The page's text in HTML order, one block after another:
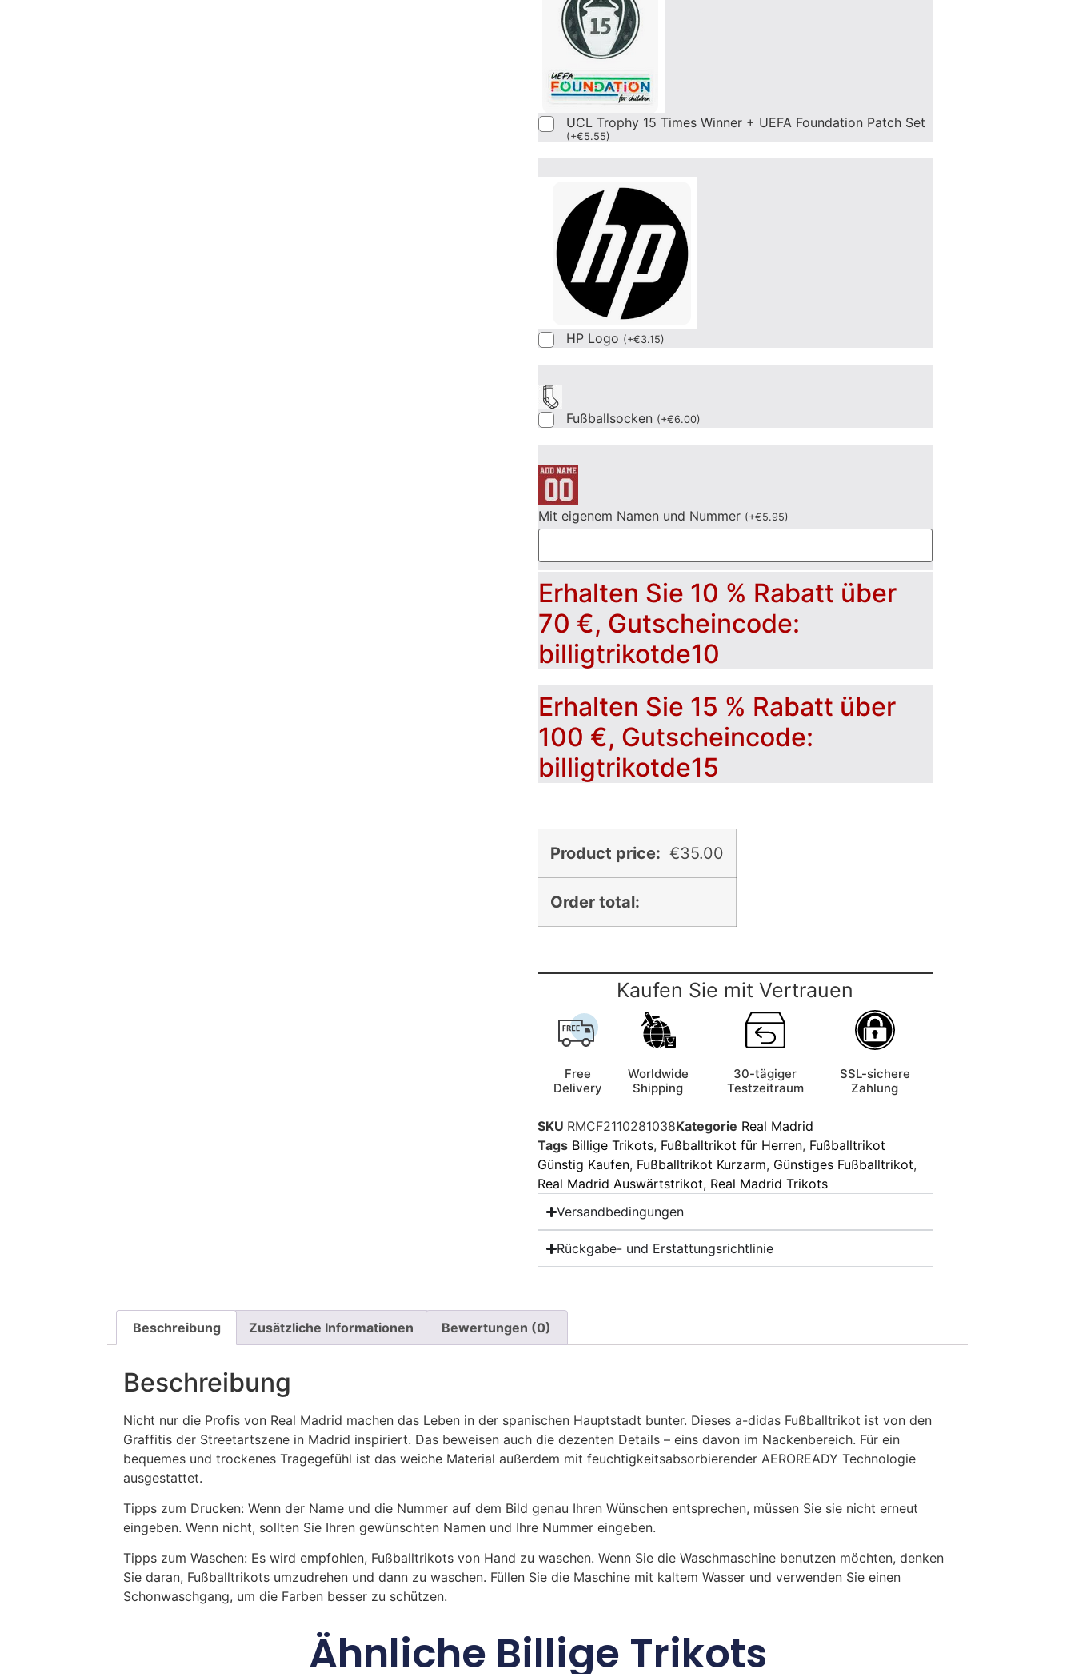
UCL Trophy 15 Times Winner + UEFA Foundation Patch Set
(+€5.55)
HP Logo (+€3.15)
Fußballsocken (+€6.00)
Mit eigenem Namen und Nummer (+€5.95)
Erhalten Sie 10 % Rabatt über
70 €, Gutscheincode:
billigtrikotde10
Erhalten Sie 15 % Rabatt über
100 €, Gutscheincode:
billigtrikotde15
Product price: €35.00
Order total:
Kaufen Sie mit Vertrauen
Free
Delivery
Worldwide
Shipping
30-tägiger
Testzeitraum
SSL-sichere
Zahlung
SKU RMCF2110281038Kategorie Real Madrid
Tags Billige Trikots, Fußballtrikot für Herren, Fußballtrikot
Günstig Kaufen, Fußballtrikot Kurzarm, Günstiges Fußballtrikot,
Real Madrid Auswärtstrikot, Real Madrid Trikots
Versandbedingungen
Rückgabe- und Erstattungsrichtlinie
Beschreibung Zusätzliche Informationen Bewertungen (0)
Beschreibung
Nicht nur die Profis von Real Madrid machen das Leben in der spanischen Hauptstadt bunter. Dieses a-didas Fußballtrikot ist von den
Graffitis der Streetartszene in Madrid inspiriert. Das beweisen auch die dezenten Details – eins davon im Nackenbereich. Für ein
bequemes und trockenes Tragegefühl ist das weiche Material außerdem mit feuchtigkeitsabsorbierender AEROREADY Technologie
ausgestattet.
Tipps zum Drucken: Wenn der Name und die Nummer auf dem Bild genau Ihren Wünschen entsprechen, müssen Sie sie nicht erneut
eingeben. Wenn nicht, sollten Sie Ihren gewünschten Namen und Ihre Nummer eingeben.
Tipps zum Waschen: Es wird empfohlen, Fußballtrikots von Hand zu waschen. Wenn Sie die Waschmaschine benutzen möchten, denken
Sie daran, Fußballtrikots umzudrehen und dann zu waschen. Füllen Sie die Maschine mit kaltem Wasser und verwenden Sie einen
Schonwaschgang, um die Farben besser zu schützen.
Ähnliche Billige Trikots